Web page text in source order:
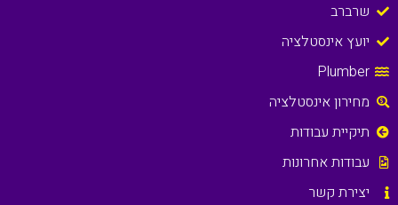
שרברב
יועץ אינסטלציה
Plumber
מחירון אינסטלציה
תיקיית עבודות
עבודות אחרונות
יצירת קשר